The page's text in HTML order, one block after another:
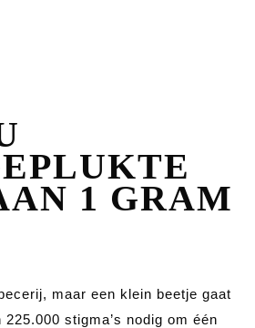
1 GRAM
maar een klein beetje gaat
stigma’s nodig om één